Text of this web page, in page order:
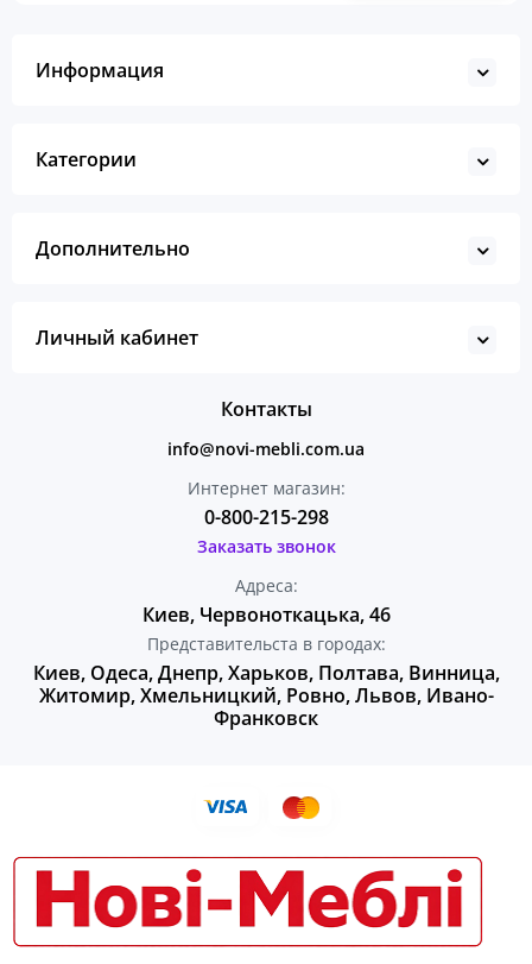
Информация
Категории
Дополнительно
Личный кабинет
Контакты
info@novi-mebli.com.ua
Интернет магазин:
0-800-215-298
Заказать звонок
Адреса:
Киев, Червоноткацька, 46
Представительста в городах:
Киев, Одеса, Днепр, Харьков, Полтава, Винница,
Житомир, Хмельницкий, Ровно, Львов, Ивано-
Франковск